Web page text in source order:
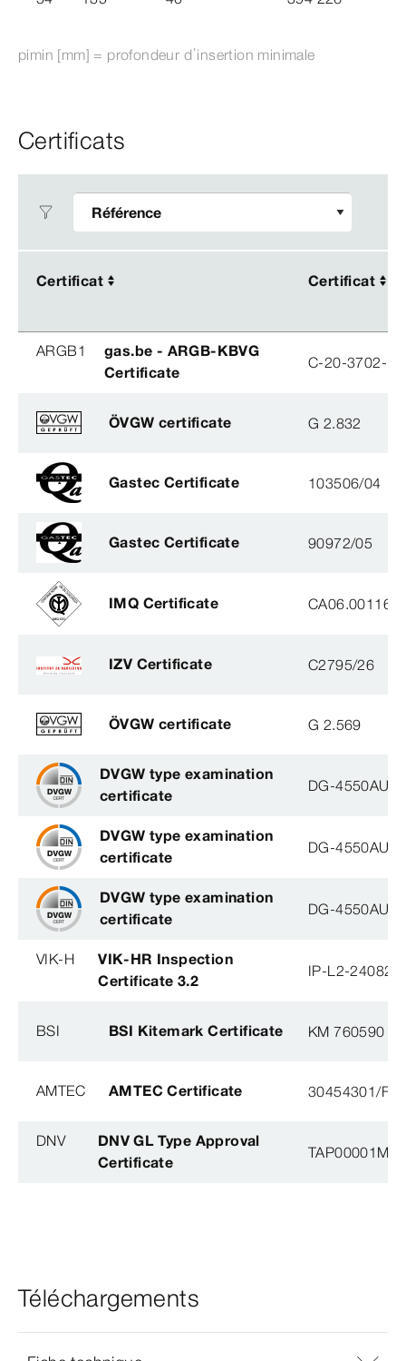
pimin [mm] = profondeur d’insertion minimale
Certificats
Certificat Certificat
Certificat Certificat
ARGB1
gas.be - ARGB-KBVG
Certificate
C-20-3702-BA
ÖVGW certificate G 2.832
Gastec Certificate 103506/04
Gastec Certificate 90972/05
IMQ Certificate CA06.00116
IZV Certificate C2795/26
ÖVGW certificate G 2.569
DVGW type examination
certificate
DG-
DVGW type examination
certificate
DG-
DVGW type examination
certificate
DG-
VIK-H
VIK-HR Inspection
Certificate 3.2
IP-L2-
BSI BSI Kitemark Certificate KM 760590
AMTEC AMTEC Certificate 30454301/
DNV
DNV GL Type Approval
Certificate
TAP00001M5,
Téléchargements